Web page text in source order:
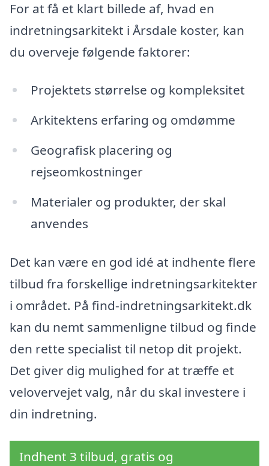
For at få et klart billede af, hvad en
indretningsarkitekt i Årsdale koster, kan
du overveje følgende faktorer:
Projektets størrelse og kompleksitet
Arkitektens erfaring og omdømme
Geografisk placering og
rejseomkostninger
Materialer og produkter, der skal
anvendes
Det kan være en god idé at indhente flere
tilbud fra forskellige indretningsarkitekter
i området. På find-indretningsarkitekt.dk
kan du nemt sammenligne tilbud og finde
den rette specialist til netop dit projekt.
Det giver dig mulighed for at træffe et
velovervejet valg, når du skal investere i
din indretning.
Indhent 3 tilbud, gratis og